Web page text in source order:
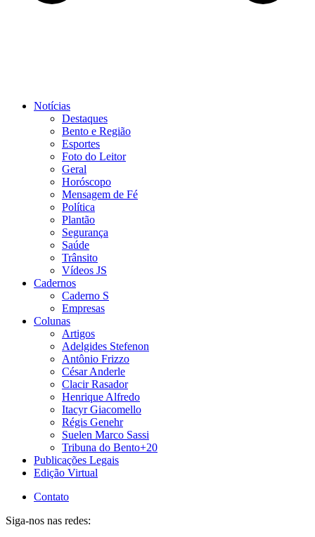
Notícias
Destaques
Bento e Região
Esportes
Foto do Leitor
Geral
Horóscopo
Mensagem de Fé
Política
Plantão
Segurança
Saúde
Trânsito
Vídeos JS
Cadernos
Caderno S
Empresas
Colunas
Artigos
Adelgides Stefenon
Antônio Frizzo
César Anderle
Clacir Rasador
Henrique Alfredo
Itacyr Giacomello
Régis Genehr
Suelen Marco Sassi
Tribuna do Bento+20
Publicações Legais
Edição Virtual
Contato
Siga-nos nas redes: